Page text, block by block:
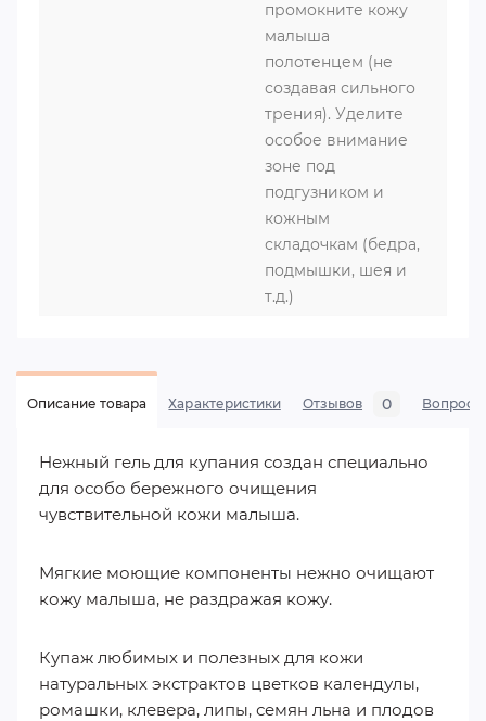
промокните кожу
малыша
полотенцем (не
создавая сильного
трения). Уделите
особое внимание
зоне под
подгузником и
кожным
складочкам (бедра,
подмышки, шея и
т.д.)
Описание товара Характеристики Отзывов 0 Вопросы
Нежный гель для купания создан специально
для особо бережного очищения
чувствительной кожи малыша.
Мягкие моющие компоненты нежно очищают
кожу малыша, не раздражая кожу.
Купаж любимых и полезных для кожи
натуральных экстрактов цветков календулы,
ромашки, клевера, липы, семян льна и плодов